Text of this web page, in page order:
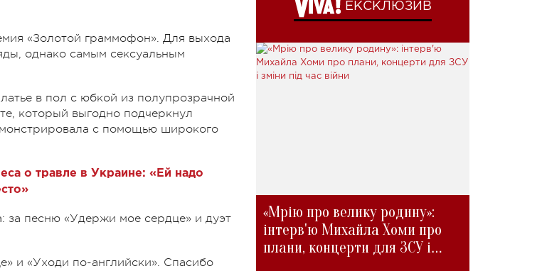
«Золотой граммофон». Для выхода
однако самым сексуальным
в пол с юбкой из полупрозрачной
который выгодно подчеркнул
с помощью широкого
о травле в Украине: «Ей надо
за песню «Удержи мое сердце» и дуэт
и «Уходи по-английски». Спасибо
ЕКСКЛЮЗИВ
«Мрію про велику родину»:
інтерв'ю Михайла Хоми про
плани, концерти для ЗСУ і